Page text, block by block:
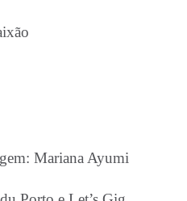
Mariana Ayumi